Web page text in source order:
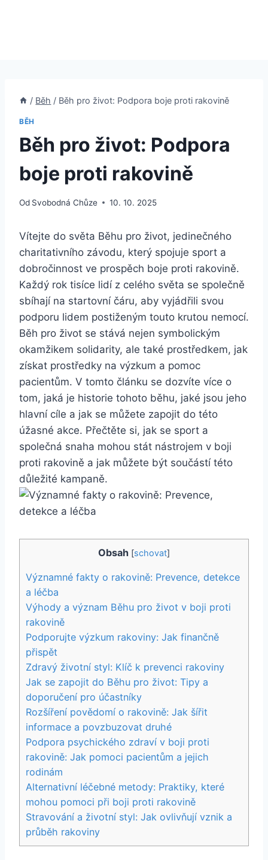
/ Běh / Běh pro život: Podpora boje proti rakovině
BĚH
Běh pro život: Podpora
boje proti rakovině
Od Svobodná Chůze 10. 10. 2025
Vítejte do světa Běhu pro život, jedinečného
charitativního závodu, který spojuje sport a
dobročinnost ve prospěch boje proti rakovině.
Každý rok tisíce lidí z celého světa se společně
sbíhají na startovní čáru, aby vyjádřili svou
podporu lidem postiženým touto krutou nemocí.
Běh pro život se stává nejen symbolickým
okamžikem solidarity, ale také prostředkem, jak
získat prostředky na výzkum a pomoc
pacientům. V tomto článku se dozvíte více o
tom, jaká je historie tohoto běhu, jaké jsou jeho
hlavní cíle a jak se můžete zapojit do této
úžasné akce. Přečtěte si, jak se sport a
společná snaha mohou stát nástrojem v boji
proti rakovině a jak můžete být součástí této
důležité kampaně.
Obsah [schovat]
Významné fakty o rakovině: Prevence, detekce
a léčba
Výhody a význam Běhu pro život v boji proti
rakovině
Podporujte výzkum rakoviny: Jak finančně
přispět
Zdravý životní styl: Klíč k prevenci rakoviny
Jak se zapojit do Běhu pro život: Tipy a
doporučení pro účastníky
Rozšíření povědomí o rakovině: Jak šířit
informace a povzbuzovat druhé
Podpora psychického zdraví v boji proti
rakovině: Jak pomoci pacientům a jejich
rodinám
Alternativní léčebné metody: Praktiky, které
mohou pomoci při boji proti rakovině
Stravování a životní styl: Jak ovlivňují vznik a
průběh rakoviny